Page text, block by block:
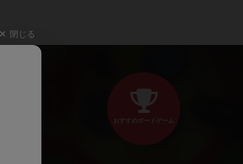
閉じる
おすすめボードゲーム